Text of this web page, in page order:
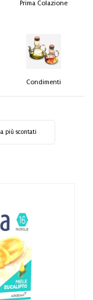
Prima Colazione
Condimenti